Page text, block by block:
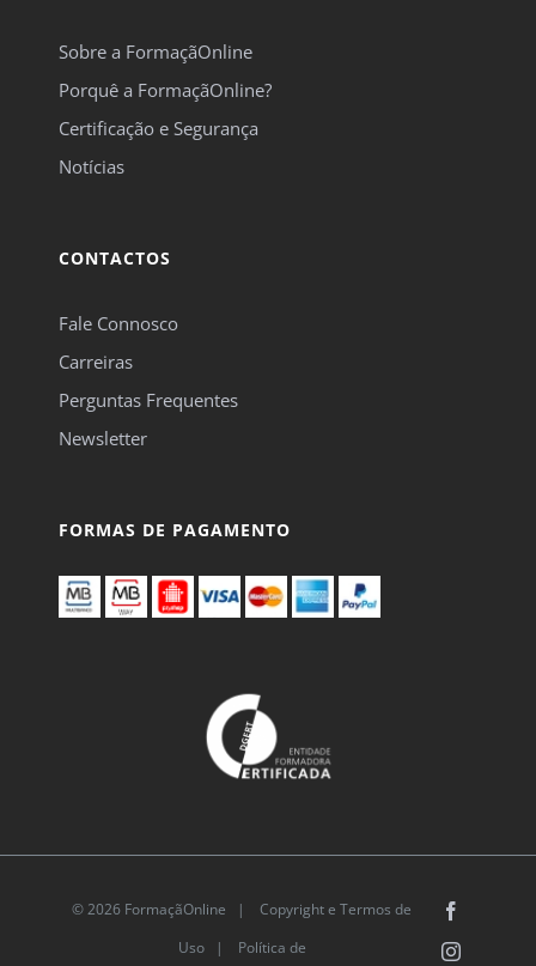
Sobre a FormaçãOnline
Porquê a FormaçãOnline?
Certificação e Segurança
Notícias
CONTACTOS
Fale Connosco
Carreiras
Perguntas Frequentes
Newsletter
FORMAS DE PAGAMENTO
© 2026 FormaçãOnline |
Copyright e Termos de
Uso| Política de Instagram